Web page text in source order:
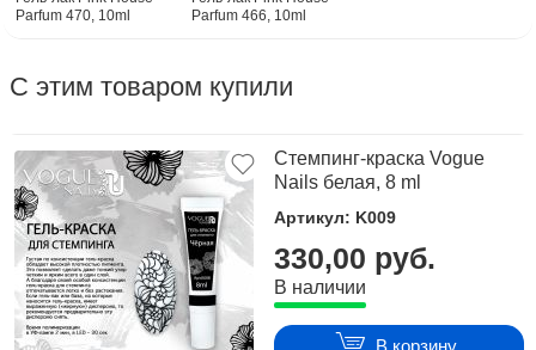
Parfum 470, 10ml
Parfum 466, 10ml
С этим товаром купили
Стемпинг-краска Vogue
Nails белая, 8 ml
Артикул: K009
330,00 руб.
В наличии
В корзину